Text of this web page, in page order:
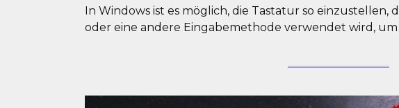
In Windows ist es möglich, die Tastatur so einzustellen,
oder eine andere Eingabemethode verwendet wird,